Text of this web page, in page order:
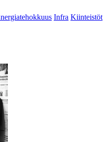
Infra Kiinteistöt